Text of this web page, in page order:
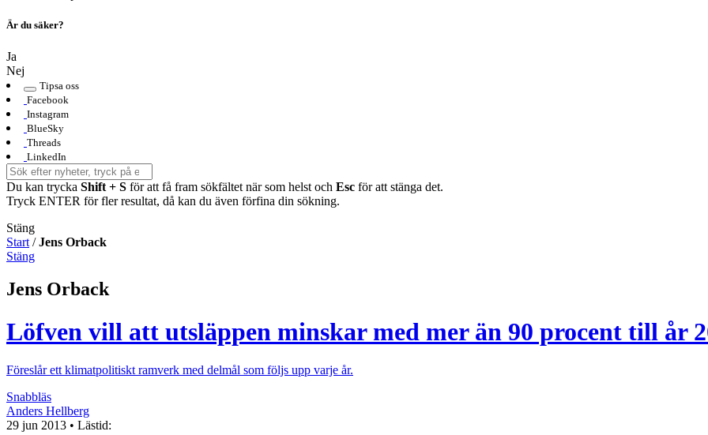
Är du säker?
Ja
Nej
Tipsa oss
Facebook
Instagram
BlueSky
Threads
LinkedIn
Du kan trycka Shift + S för att få fram sökfältet när som helst och Esc för att stänga det.
Tryck ENTER för fler resultat, då kan du även förfina din sökning.
Stäng
Start /Jens Orback
Stäng
Jens Orback
Löfven vill att utsläppen minskar med mer än 90 procent till år
Föreslår ett klimatpolitiskt ramverk med delmål som följs upp varje år.
Snabbläs
Anders Hellberg
29 jun 2013 • Lästid: